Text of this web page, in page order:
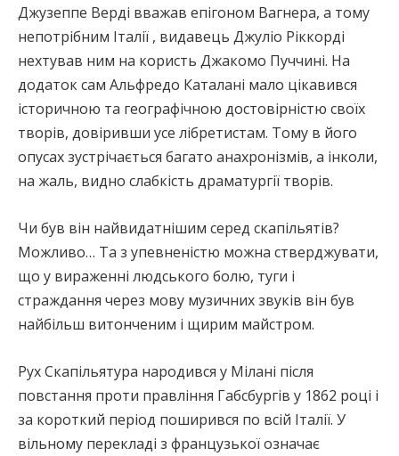
Джузеппе Верді вважав епігоном Вагнера, а тому
непотрібним Італії , видавець Джуліо Ріккорді
нехтував ним на користь Джакомо Пуччині. На
додаток сам Альфредо Каталані мало цікавився
історичною та географічною достовірністю своїх
творів, довіривши усе лібретистам. Тому в його
опусах зустрічається багато анахронізмів, а інколи,
на жаль, видно слабкість драматургії творів.
Чи був він найвидатнішим серед скапільятів?
Можливо… Та з упевненістю можна стверджувати,
що у вираженні людського болю, туги і
страждання через мову музичних звуків він був
найбільш витонченим і щирим майстром.
Рух Скапільятура народився у Мілані після
повстання проти правління Габсбургів у 1862 році і
за короткий період поширився по всій Італії. У
вільному перекладі з французької означає